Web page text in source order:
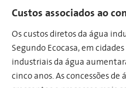
Custos associados ao
Os custos diretos da água
Segundo Ecocasa, em
industriais da água
cinco anos. As concessões